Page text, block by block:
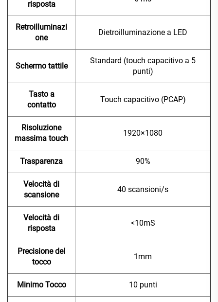
risposta
Retroilluminazi
one
Dietroilluminazione a LED
Schermo tattile
Standard (touch capacitivo a 5
punti)
Tasto a
contatto
Touch capacitivo (PCAP)
Risoluzione
massima touch
1920×1080
Trasparenza 90%
Velocità di
scansione
40 scansioni/s
Velocità di
risposta
<10mS
Precisione del
tocco
1mm
Minimo Tocco 10 punti